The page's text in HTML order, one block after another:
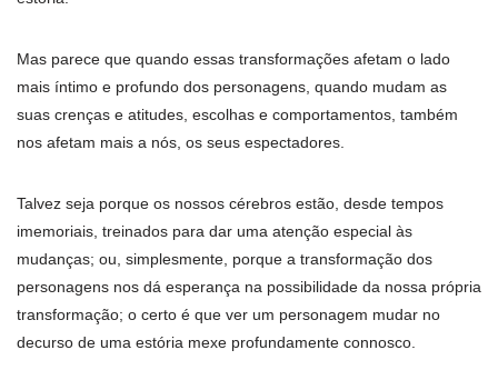
Mas parece que quando essas transformações afetam o lado
mais íntimo e profundo dos personagens, quando mudam as
suas crenças e atitudes, escolhas e comportamentos, também
nos afetam mais a nós, os seus espectadores.
Talvez seja porque os nossos cérebros estão, desde tempos
imemoriais, treinados para dar uma atenção especial às
mudanças; ou, simplesmente, porque a transformação dos
personagens nos dá esperança na possibilidade da nossa própria
transformação; o certo é que ver um personagem mudar no
decurso de uma estória mexe profundamente connosco.